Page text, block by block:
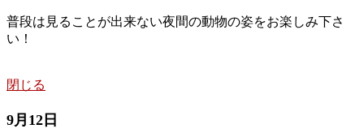
普段は見ることが出来ない夜間の動物の姿をお楽しみ下さ
い！
閉じる
9月12日